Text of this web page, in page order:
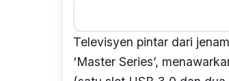
Televisyen pintar dari
‘Master Series’,